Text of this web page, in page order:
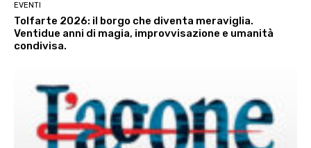
EVENTI
Tolfarte 2026: il borgo che diventa meraviglia.
Ventidue anni di magia, improvvisazione e umanità
condivisa.